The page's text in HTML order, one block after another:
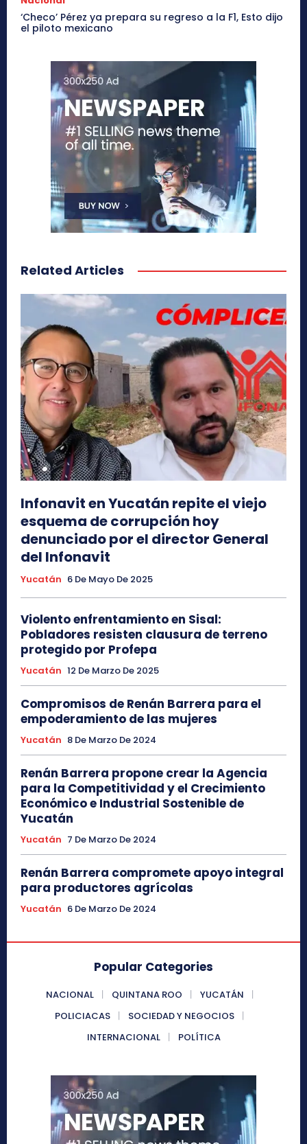
‘Checo’ Pérez ya prepara su regreso a la F1, Esto dijo
el piloto mexicano
Related Articles
Infonavit en Yucatán repite el viejo
esquema de corrupción hoy
denunciado por el director General
del Infonavit
Yucatán 6 De Mayo De 2025
Violento enfrentamiento en Sisal:
Pobladores resisten clausura de terreno
protegido por Profepa
Yucatán 12 De Marzo De 2025
Compromisos de Renán Barrera para el
empoderamiento de las mujeres
Yucatán 8 De Marzo De 2024
Renán Barrera propone crear la Agencia
para la Competitividad y el Crecimiento
Económico e Industrial Sostenible de
Yucatán
Yucatán 7 De Marzo De 2024
Renán Barrera compromete apoyo integral
para productores agrícolas
Yucatán 6 De Marzo De 2024
Popular Categories
NACIONAL QUINTANA ROO
YUCATÁN
POLICIACAS
SOCIEDAD Y NEGOCIOS
INTERNACIONAL
POLÍTICA